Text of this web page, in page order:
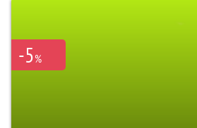
-5%